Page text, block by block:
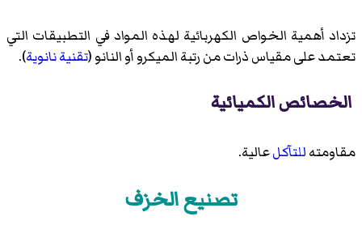
تزداد أهمية الخواص الكهربائية لهذه المواد في التطبيقات التي
تعتمد على مقياس ذرات من رتبة الميكرو أو النانو (تقنية نانوية).
الخصائص الكميائية
مقاومتهللتآكلعالية.
تصنيع الخزف